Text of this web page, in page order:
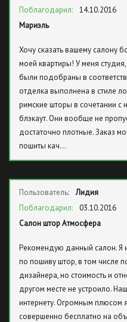
Поблагодарил:
14.10.2016
Мариэль
Хочу сказать вашему салону
моей квартиры! У меня
были подобраны в
отделка выполнена в стиле
римские шторы в сочетании с
блэкаут. Они вообще не
достаточно плотные. Заказ
пошиты кач…
Пользователь:
Лидия
Поблагодарил:
03.10.2016
Салон штор Атмосфера
Рекомендую данный салон. Я
по пошиву штор, в том числе
дизайнера, но стоимость и
другом месте не устроило.
интернету. Огромным плюсом
совершенно бесплатно на